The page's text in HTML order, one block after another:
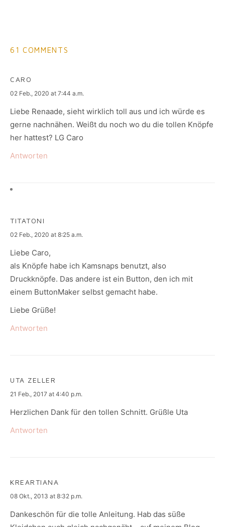
61 COMMENTS
CARO
says:
02 Feb., 2020 at 7:44 a.m.
Liebe Renaade, sieht wirklich toll aus und ich würde es
gerne nachnähen. Weißt du noch wo du die tollen Knöpfe
her hattest? LG Caro
Antworten
TITATONI
says:
02 Feb., 2020 at 8:25 a.m.
Liebe Caro,
als Knöpfe habe ich Kamsnaps benutzt, also
Druckknöpfe. Das andere ist ein Button, den ich mit
einem ButtonMaker selbst gemacht habe.
Liebe Grüße!
Antworten
UTA ZELLER
says:
21 Feb., 2017 at 4:40 p.m.
Herzlichen Dank für den tollen Schnitt. Grüßle Uta
Antworten
KREARTIANA
says:
08 Okt., 2013 at 8:32 p.m.
Dankeschön für die tolle Anleitung. Hab das süße